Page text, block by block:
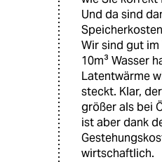
Und da sind
Wir sind gut im
10m³ Wasser
Latentwärme
steckt. Klar,
größer als bei
ist aber dank
wirtschaftlich.